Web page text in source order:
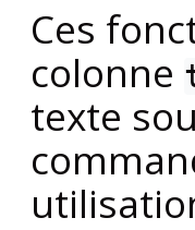
Ces
colonne
texte